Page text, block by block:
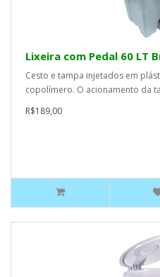
Lixeira com Pedal 60 LT
Cesto e tampa injetados em
copolímero. O acionamento da
R$189,00